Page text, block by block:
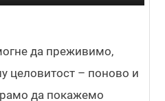
да преживимо,
целовитост – поново и
да покажемо